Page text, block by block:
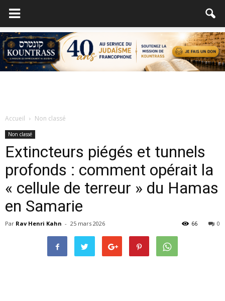
Accueil Non classé
Non classé
Extincteurs piégés et tunnels
profonds : comment opérait la
« cellule de terreur » du Hamas
en Samarie
Par Rav Henri Kahn - 25 mars 2026 0
66